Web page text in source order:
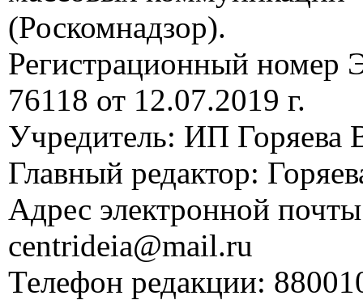
(Роскомнадзор).
Регистрационный
76118 от 12.07.2019 г.
Учредитель: ИП Горяева
Главный редактор:
Адрес электронной
centrideia@mail.ru
Телефон редакции: